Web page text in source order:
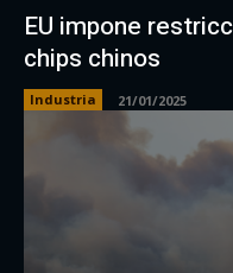
EU impone
chips chinos
Industria 21/01/2025